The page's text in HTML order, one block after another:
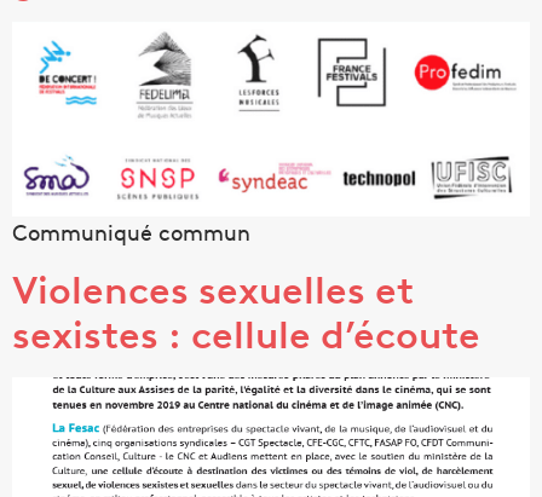
Communiqué commun
Violences sexuelles et
sexistes : cellule d’écoute